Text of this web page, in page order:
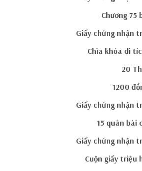
Chương 75
Giấy chứng nhận
Chìa khóa di
20
1200
Giấy chứng nhận
15 quân bài
Giấy chứng nhận
Cuộn giấy triệu